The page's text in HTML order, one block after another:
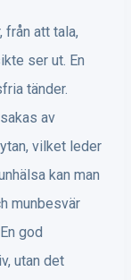
från att tala,
ser ut. En
tänder.
av
vilket leder
kan man
munbesvär
god
utan det